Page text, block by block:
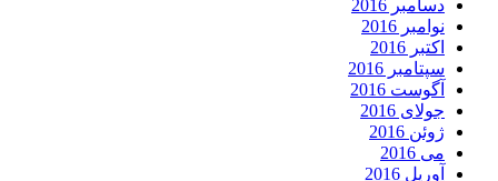
دسامبر 2016
نوامبر 2016
اکتبر 2016
سپتامبر 2016
آگوست 2016
جولای 2016
ژوئن 2016
می 2016
آوریل 2016